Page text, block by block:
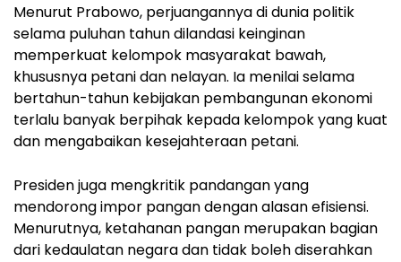
Menurut Prabowo, perjuangannya di dunia politik
selama puluhan tahun dilandasi keinginan
memperkuat kelompok masyarakat bawah,
khususnya petani dan nelayan. Ia menilai selama
bertahun-tahun kebijakan pembangunan ekonomi
terlalu banyak berpihak kepada kelompok yang kuat
dan mengabaikan kesejahteraan petani.
Presiden juga mengkritik pandangan yang
mendorong impor pangan dengan alasan efisiensi.
Menurutnya, ketahanan pangan merupakan bagian
dari kedaulatan negara dan tidak boleh diserahkan